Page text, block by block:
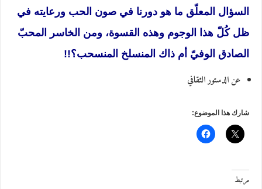
السؤال المعلّق ما هو دورنا في صون الحب ورعايته في
ظل كُلّ هذا الوجوم وهذه القسوة، ومن الخاسر المحبّ
الصادق الوفيّ أم ذاك المنسلخ المنسحب؟!!
عن الدستور الثقافي
شارك هذا الموضوع:
مرتبط